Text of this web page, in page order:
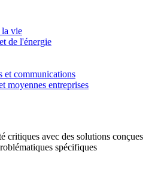
la vie
de l'énergie
et communications
moyennes entreprises
critiques avec des solutions conçues
spécifiques